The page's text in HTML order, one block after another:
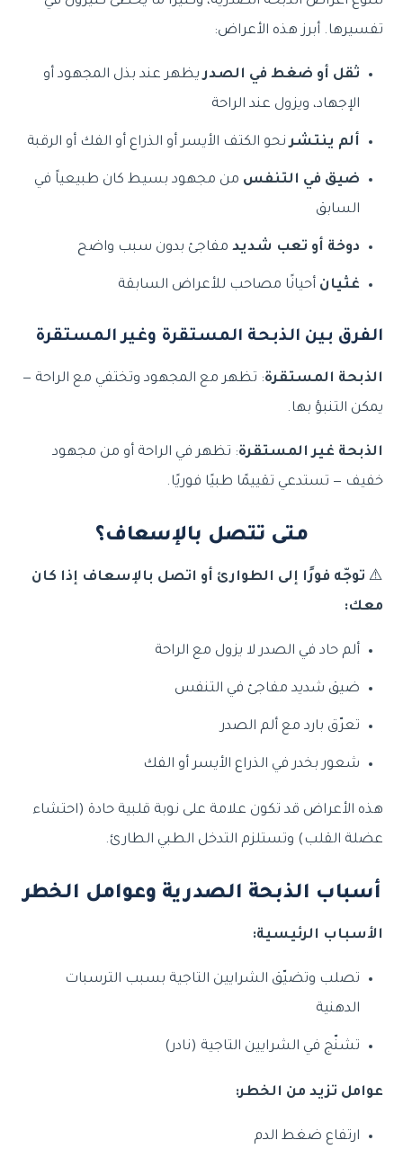
تفسيرها. أبرز هذه الأعراض:
ثقل أو ضغط في الصدريظهر عند بذل المجهود أو
الإجهاد، ويزول عند الراحة
ألم ينتشرنحو الكتف الأيسر أو الذراع أو الفك أو الرقبة
ضيق في التنفس من مجهود بسيط كان طبيعياً في
السابق
دوخة أو تعب شديد مفاجئ بدون سبب واضح
غثيان أحيانًا مصاحب للأعراض السابقة
الفرق بين الذبحة المستقرة وغير المستقرة
الذبحة المستقرة: تظهر مع المجهود وتختفي مع الراحة —
يمكن التنبؤ بها.
الذبحة غير المستقرة: تظهر في الراحة أو من مجهود
خفيف — تستدعي تقييمًا طبيًا فوريًا.
متى تتصل بالإسعاف؟
⚠️ توجّه فورًا إلى الطوارئ أو اتصل بالإسعاف إذا كان
معك:
ألم حاد في الصدر لا يزول مع الراحة
ضيق شديد مفاجئ في التنفس
تعرّق بارد مع ألم الصدر
شعور بخدر في الذراع الأيسر أو الفك
هذه الأعراض قد تكون علامة على نوبة قلبية حادة (احتشاء
عضلة القلب) وتستلزم التدخل الطبي الطارئ.
أسباب الذبحة الصدرية وعوامل الخطر
الأسباب الرئيسية:
تصلب وتضيّق الشرايين التاجية بسبب الترسبات
الدهنية
تشنّج في الشرايين التاجية (نادر)
عوامل تزيد من الخطر:
ارتفاع ضغط الدم